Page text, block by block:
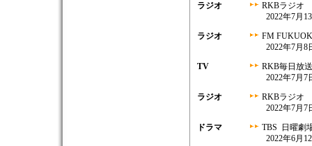
ラジオ
RKBラジオ
2022年7月
ラジオ
FM
2022年7月8
TV
RKB毎日放
2022年7月7
ラジオ
RKBラジオ
2022年7月7
ドラマ
TBS 日曜劇
2022年6月